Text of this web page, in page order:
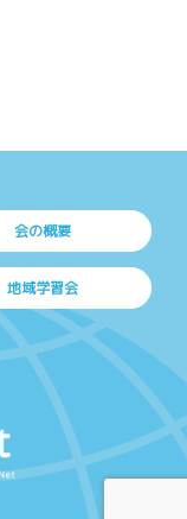
会の概要
地域学習会